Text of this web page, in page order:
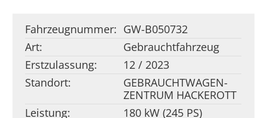
Fahrzeugnummer: GW-B050732
Art:
Gebrauchtfahrzeug
Erstzulassung:
12 / 2023
Standort:
GEBRAUCHT­WAGEN­
ZENTRUM HACKEROTT
Leistung:
180 kW (245 PS)